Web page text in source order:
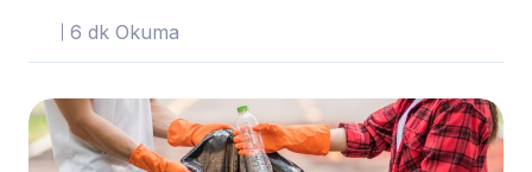
6 dk Okuma